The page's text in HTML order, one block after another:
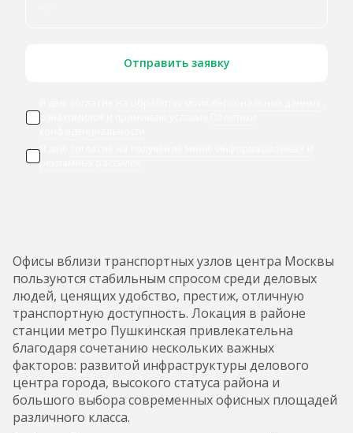
Отправить заявку
ознакомился и принимаю условия
Я даю
рекламных рассылок
Офисы вблизи транспортных узлов центра Москвы
пользуются стабильным спросом среди деловых
людей, ценящих удобство, престиж, отличную
транспортную доступность. Локация в районе
станции метро Пушкинская привлекательна
благодаря сочетанию нескольких важных
факторов: развитой инфраструктуры делового
центра города, высокого статуса района и
большого выбора современных офисных площадей
различного класса.